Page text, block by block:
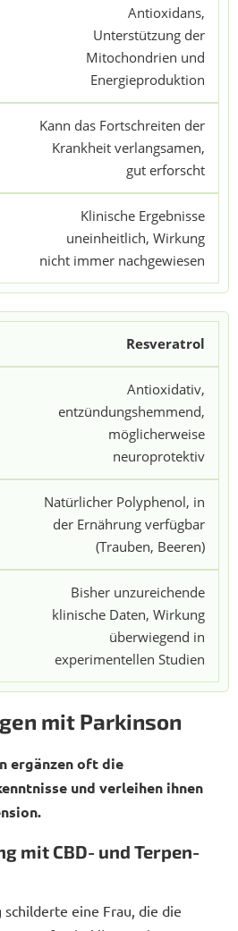
Antioxidans,
Unterstützung der
Mitochondrien und
Energieproduktion
Kann das Fortschreiten der
Krankheit verlangsamen,
gut erforscht
Klinische Ergebnisse
uneinheitlich, Wirkung
nicht immer nachgewiesen
Resveratrol
Antioxidativ,
entzündungshemmend,
möglicherweise
neuroprotektiv
Natürlicher Polyphenol, in
der Ernährung verfügbar
(Trauben, Beeren)
Bisher unzureichende
klinische Daten, Wirkung
überwiegend in
experimentellen Studien
mit Parkinson
ergänzen oft die
und verleihen ihnen
mit CBD- und Terpen-
eine Frau, die die